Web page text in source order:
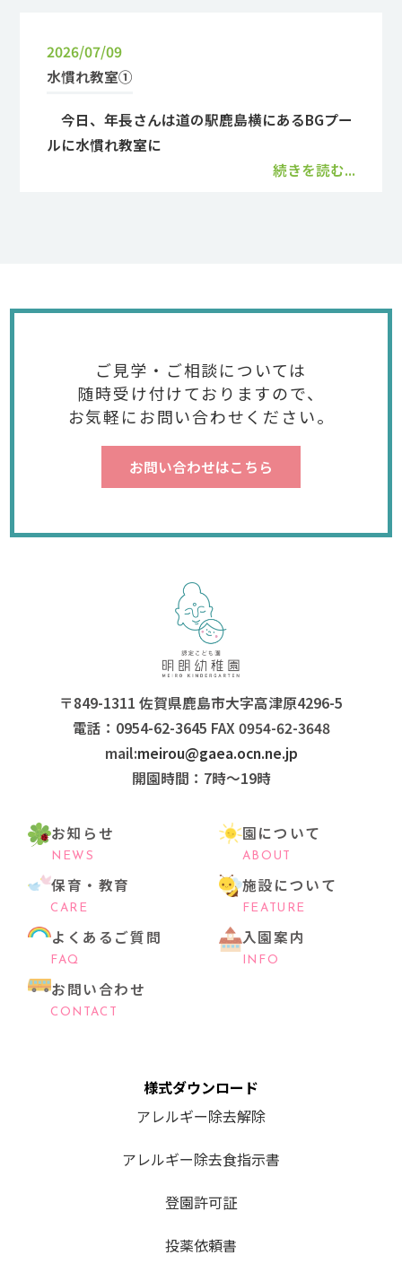
2026/07/09
水慣れ教室①
今日、年長さんは道の駅鹿島横にあるBGプー
ルに水慣れ教室に
続きを読む...
ご見学・ご相談については
随時受け付けておりますので、
お気軽にお問い合わせください。
お問い合わせはこちら
〒849-1311 佐賀県鹿島市大字高津原4296-5
電話：0954-62-3645 FAX 0954-62-3648
mail:meirou@gaea.ocn.ne.jp
開園時間：7時〜19時
お知らせ
NEWS
園について
ABOUT
保育・教育
CARE
施設について
FEATURE
よくあるご質問
FAQ
入園案内
INFO
お問い合わせ
CONTACT
様式ダウンロード
アレルギー除去解除
アレルギー除去食指示書
登園許可証
投薬依頼書